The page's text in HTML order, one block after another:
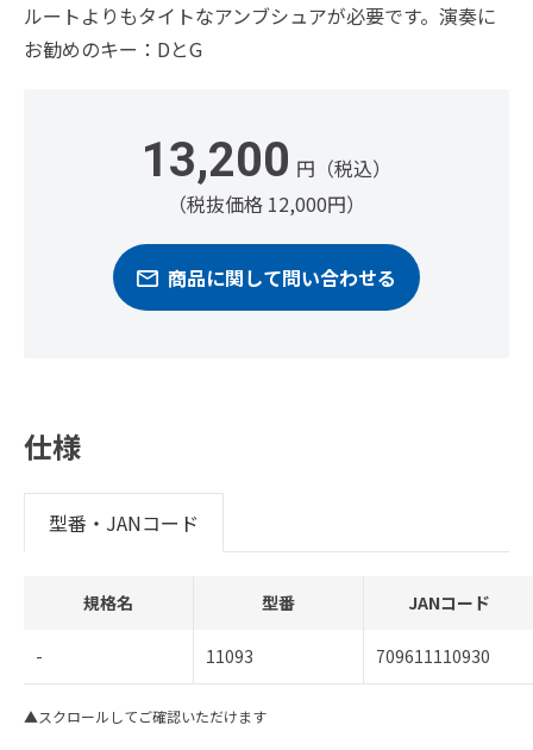
ルートよりもタイトなアンブシュアが必要です。演奏に
お勧めのキー：DとG
13,200 円（税込）
（税抜価格 12,000円）
商品に関して問い合わせる
仕様
型番・JANコード
規格名 型番 JANコード
- 11093 709611110930
▲スクロールしてご確認いただけます